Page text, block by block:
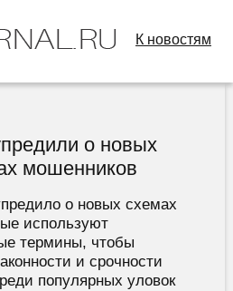
К новостям
о новых
мошенников
о новых схемах
используют
термины, чтобы
и срочности
популярных уловок